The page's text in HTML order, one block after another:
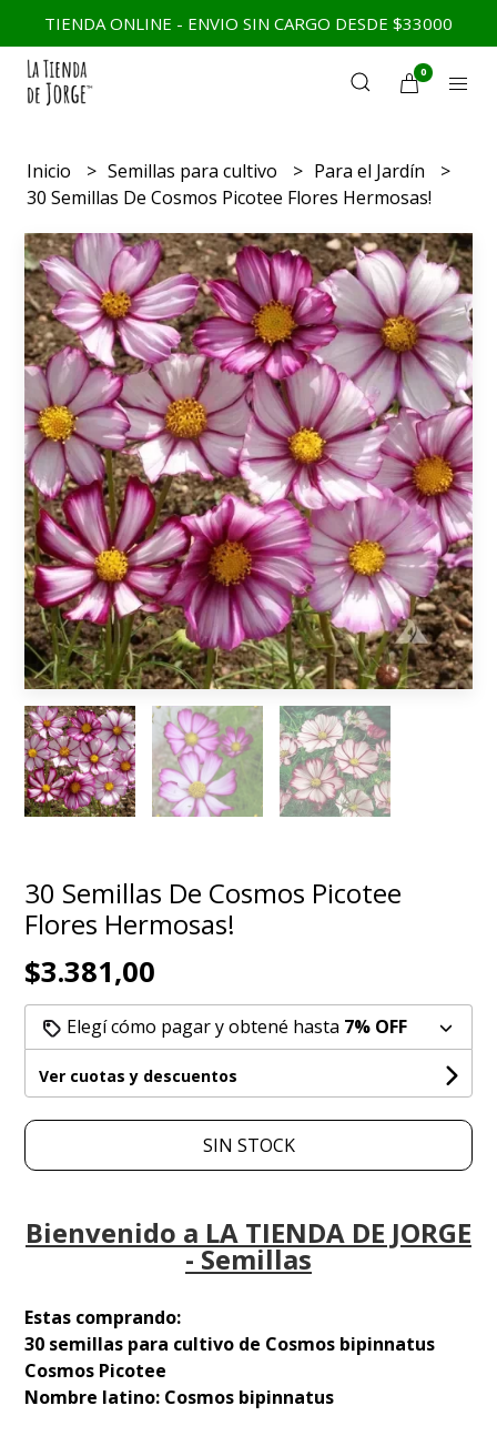
TIENDA ONLINE - ENVIO SIN CARGO DESDE $33000
0
Inicio Semillas para cultivo
Para el Jardín
30 Semillas De Cosmos Picotee Flores Hermosas!
30 Semillas De Cosmos Picotee
Flores Hermosas!
$3.381,00
Elegí cómo pagar y obtené hasta 7% OFF
Ver cuotas y descuentos
SIN STOCK
Bienvenido a LA TIENDA DE JORGE
- Semillas
Estas comprando:
30 semillas para cultivo de Cosmos bipinnatus
Cosmos Picotee
Nombre latino: Cosmos bipinnatus